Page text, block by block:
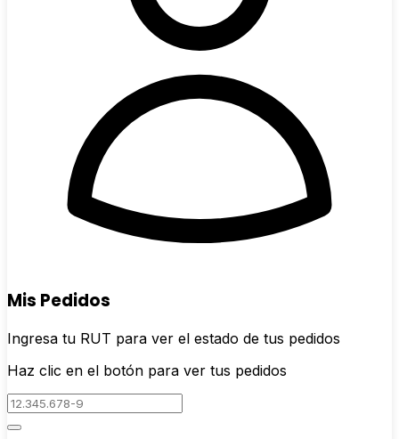
Mis Pedidos
Ingresa tu RUT para ver el estado de tus pedidos
Haz clic en el botón para ver tus pedidos